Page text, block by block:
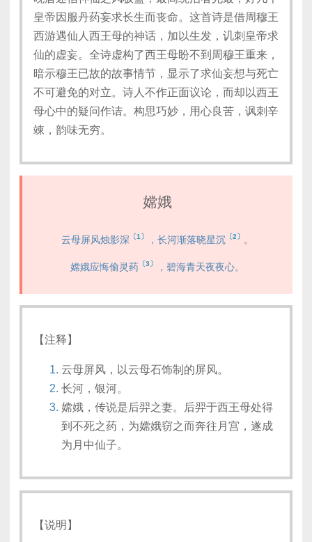
皇帝因服丹药妄求长生而丧命。这首诗是借周穆王
西游遇仙人西王母的神话，加以生发，讥刺皇帝求
仙的虚妄。全诗虚构了西王母盼不到周穆王重来，
暗示穆王已故的故事情节，显示了求仙妄想与死亡
不可避免的对立。诗人不作正面议论，而却以西王
母心中的疑问作诘。构思巧妙，用心良苦，讽刺辛
竦，韵味无穷。
嫦娥
云母屏风烛影深 〔1〕 ，长河渐落晓星沉 〔2〕 。
嫦娥应悔偷灵药 〔3〕 ，碧海青天夜夜心。
【注释】
云母屏风，以云母石饰制的屏风。
长河，银河。
嫦娥，传说是后羿之妻。后羿于西王母处得
到不死之药，为嫦娥窃之而奔往月宫，遂成
为月中仙子。
【说明】